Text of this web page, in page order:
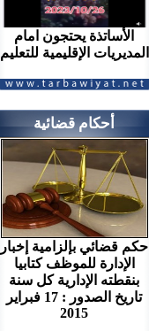
الأساتذة يحتجون امام
المديريات الإقليمية للتعليم
أحكام قضائية
حكم قضائي بإلزامية إخبار
الإدارة للموظف كتابيا
بنقطته الإدارية كل سنة
تاريخ الصدور : 17 فبراير
2015